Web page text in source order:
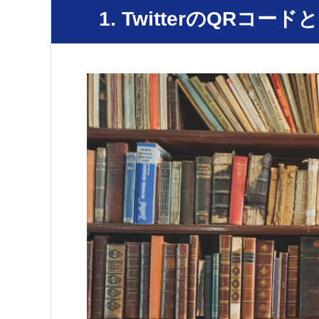
1. TwitterのQRコード